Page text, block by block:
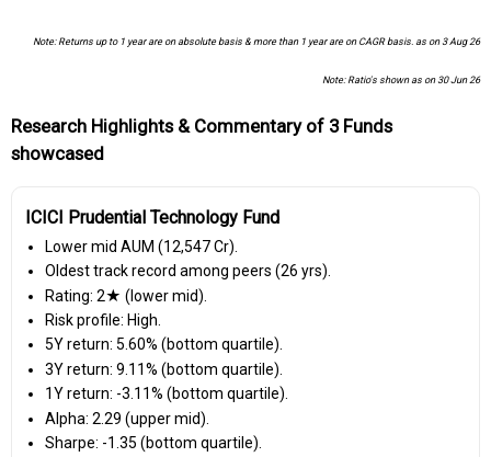
Note: Returns up to 1 year are on absolute basis & more than 1 year are on CAGR basis. as on 3 Aug 26
Note: Ratio's shown as on 30 Jun 26
Research Highlights & Commentary of 3 Funds
showcased
ICICI Prudential Technology Fund
Lower mid AUM (₹12,547 Cr).
Oldest track record among peers (26 yrs).
Rating: 2★ (lower mid).
Risk profile: High.
5Y return: 5.60% (bottom quartile).
3Y return: 9.11% (bottom quartile).
1Y return: -3.11% (bottom quartile).
Alpha: 2.29 (upper mid).
Sharpe: -1.35 (bottom quartile).